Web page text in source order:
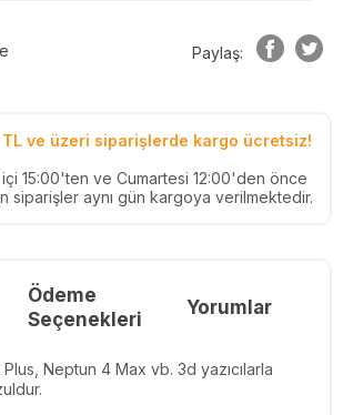
Paylaş:
TL ve üzeri siparişlerde kargo ücretsiz!
15:00'ten ve Cumartesi 12:00'den önce
siparişler aynı gün kargoya verilmektedir.
Ödeme
Seçenekleri
Yorumlar
Neptun 4 Max vb. 3d yazıcılarla